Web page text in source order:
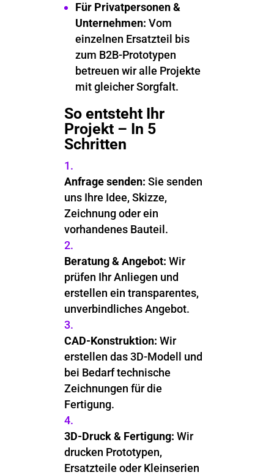
Für Privatpersonen &
Unternehmen: Vom
einzelnen Ersatzteil bis
zum B2B-Prototypen
betreuen wir alle Projekte
mit gleicher Sorgfalt.
So entsteht Ihr
Projekt – In 5
Schritten
Anfrage senden: Sie senden
uns Ihre Idee, Skizze,
Zeichnung oder ein
vorhandenes Bauteil.
Beratung & Angebot: Wir
prüfen Ihr Anliegen und
erstellen ein transparentes,
unverbindliches Angebot.
CAD-Konstruktion: Wir
erstellen das 3D-Modell und
bei Bedarf technische
Zeichnungen für die
Fertigung.
3D-Druck & Fertigung: Wir
drucken Prototypen,
Ersatzteile oder Kleinserien